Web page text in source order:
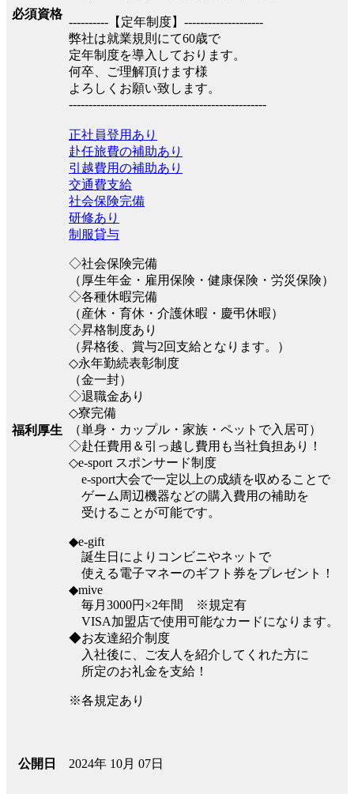
必須資格
----------【定年制度】--------------------
弊社は就業規則にて60歳で
定年制度を導入しております。
何卒、ご理解頂けます様
よろしくお願い致します。
--------------------------------------------------
福利厚生
正社員登用あり
赴任旅費の補助あり
引越費用の補助あり
交通費支給
社会保険完備
研修あり
制服貸与
◇社会保険完備
（厚生年金・雇用保険・健康保険・労災保険）
◇各種休暇完備
（産休・育休・介護休暇・慶弔休暇）
◇昇格制度あり
（昇格後、賞与2回支給となります。）
◇永年勤続表彰制度
（金一封）
◇退職金あり
◇寮完備
（単身・カップル・家族・ペットで入居可）
◇赴任費用＆引っ越し費用も当社負担あり！
◇e-sport スポンサード制度
e-sport大会で一定以上の成績を収めることで
ゲーム周辺機器などの購入費用の補助を
受けることが可能です。
◆e-gift
誕生日によりコンビニやネットで
使える電子マネーのギフト券をプレゼント！
◆mive
毎月3000円×2年間 ※規定有
VISA加盟店で使用可能なカードになります。
◆お友達紹介制度
入社後に、ご友人を紹介してくれた方に
所定のお礼金を支給！
※各規定あり
公開日 2024年 10月 07日